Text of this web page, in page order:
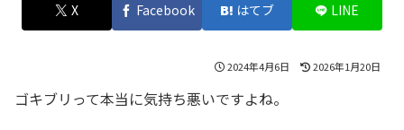
X Facebook はてブ LINE
2024年4月6日 2026年1月20日
ゴキブリって本当に気持ち悪いですよね。